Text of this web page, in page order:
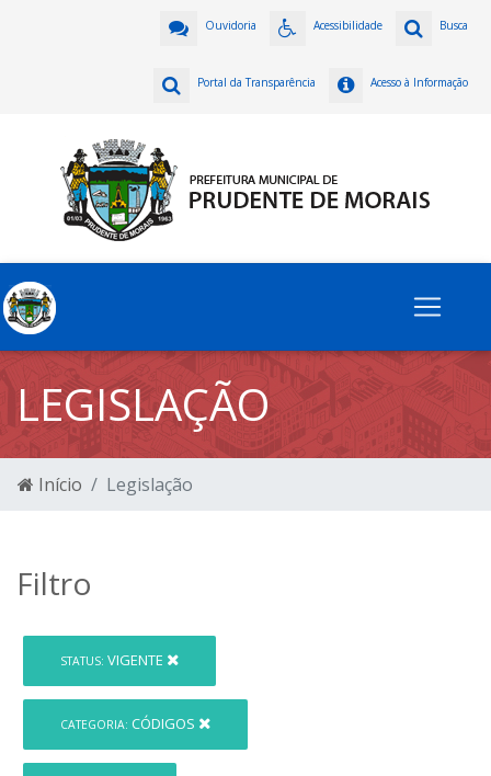
Busca
Acessibilidade
Ouvidoria
Acesso à Informação
Portal da Transparência
LEGISLAÇÃO
Início Legislação
Filtro
STATUS: VIGENTE
CATEGORIA: CÓDIGOS